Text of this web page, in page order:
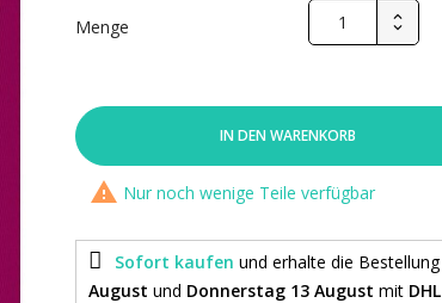
Menge
IN DEN WARENKORB
 Nur noch wenige Teile verfügbar
Sofort kaufen und erhalte die Bestellung
August und Donnerstag 13 August mit DHL